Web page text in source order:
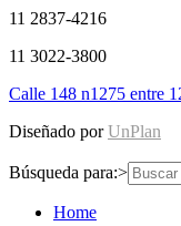
11 2837-4216
11 3022-3800
Calle 148 n1275 entre
Diseñado porUnPlan
Búsqueda para:>
Home